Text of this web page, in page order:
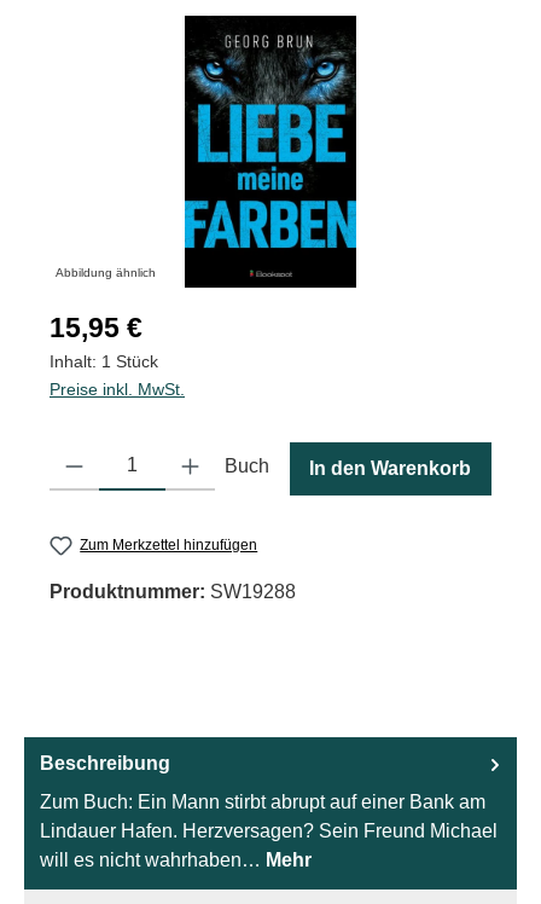
Bildergalerie überspringen
Abbildung ähnlich
Regulärer Preis:
15,95 €
Inhalt: 1 Stück
Preise inkl. MwSt.
Produkt Anzahl: Gib den gewünschten Wert ein oder benutze
Buch In den Warenkorb
Zum Merkzettel hinzufügen
Produktnummer: SW19288
Beschreibung
Zum Buch: Ein Mann stirbt abrupt auf einer Bank am
Lindauer Hafen. Herzversagen? Sein Freund Michael
will es nicht wahrhaben… Mehr